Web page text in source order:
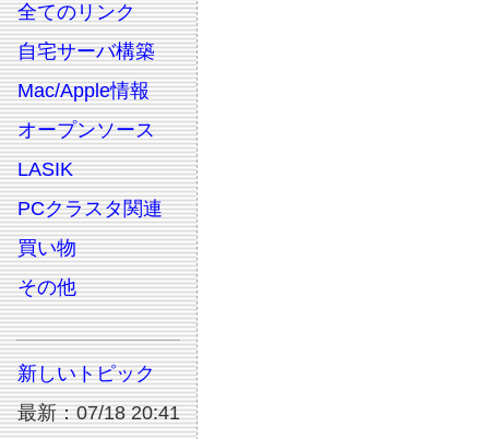
全てのリンク
自宅サーバ構築
Mac/Apple情報
オープンソース
LASIK
PCクラスタ関連
買い物
その他
新しいトピック
最新：07/18 20:41